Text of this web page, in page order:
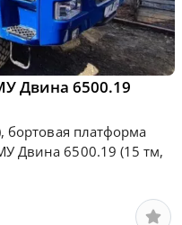
Двина 6500.19
бортовая платформа
Двина 6500.19 (15 тм,